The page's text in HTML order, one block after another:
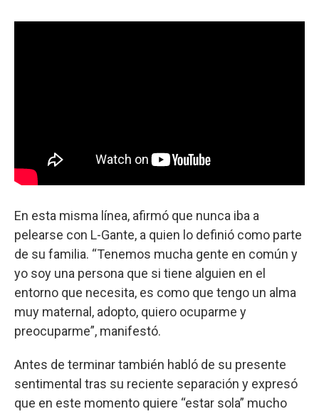
En esta misma línea, afirmó que nunca iba a
pelearse con L-Gante, a quien lo definió como parte
de su familia. “Tenemos mucha gente en común y
yo soy una persona que si tiene alguien en el
entorno que necesita, es como que tengo un alma
muy maternal, adopto, quiero ocuparme y
preocuparme”, manifestó.
Antes de terminar también habló de su presente
sentimental tras su reciente separación y expresó
que en este momento quiere “estar sola” mucho